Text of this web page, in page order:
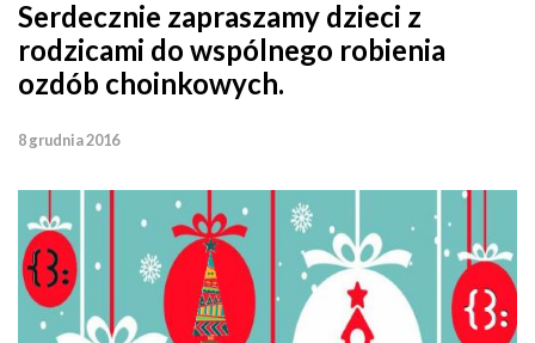
Serdecznie zapraszamy dzieci z
rodzicami do wspólnego robienia
ozdób choinkowych.
8 grudnia 2016